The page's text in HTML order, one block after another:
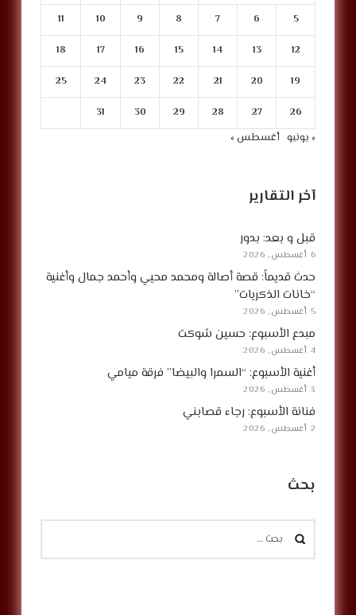
5
6
7
8
9
10
11
12
13
14
15
16
17
18
19
20
21
22
23
24
25
26
27
28
29
30
31
« يونيو أغسطس »
آخر التقارير
قبل و بعد: بدور
6 أغسطس, 2026
حدث قديماً: قصة أصالة ومحمد محيي وأحمد جمال وأغنية
“خانات الذكريات”
5 أغسطس, 2026
مبدع الأسبوع: حسين شوكت
4 أغسطس, 2026
أغنية الأسبوع: “السمرا والبيضا” فرقة ميامي
3 أغسطس, 2026
فنانة الأسبوع: رجاء قصابني
2 أغسطس, 2026
بحث
البحث
عن: